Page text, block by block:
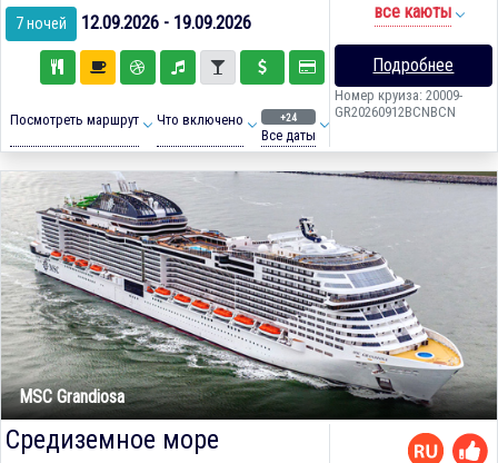
7 ночей 12.09.2026 - 19.09.2026
Посмотреть маршрут Что включено +24
Все даты
все каюты
Подробнее
Номер круиза: 20009-
GR20260912BCNBCN
MSC Grandiosa
Средиземное море